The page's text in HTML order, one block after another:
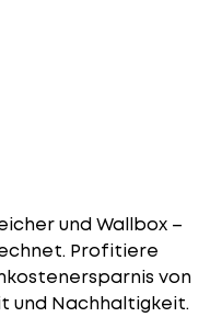
und Wallbox –
Profitiere
von
und Nachhaltigkeit.